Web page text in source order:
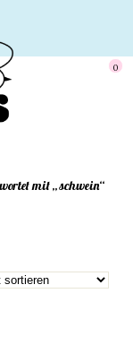
0
mit „schwein“